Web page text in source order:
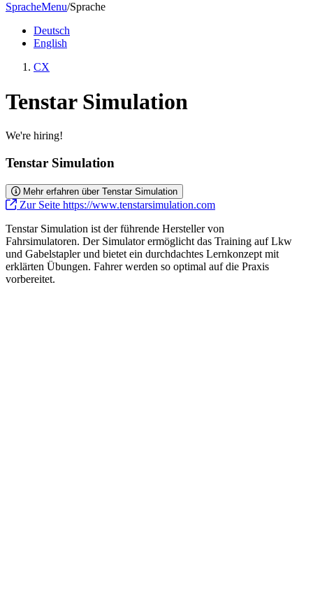
SpracheMenu/Sprache
Deutsch
English
CX
Tenstar Simulation
We're hiring!
Tenstar Simulation
Mehr erfahren über Tenstar Simulation
Zur Seite https://www.tenstarsimulation.com
Tenstar Simulation ist der führende Hersteller von
Fahrsimulatoren. Der Simulator ermöglicht das Training auf Lkw
und Gabelstapler und bietet ein durchdachtes Lernkonzept mit
erklärten Übungen. Fahrer werden so optimal auf die Praxis
vorbereitet.